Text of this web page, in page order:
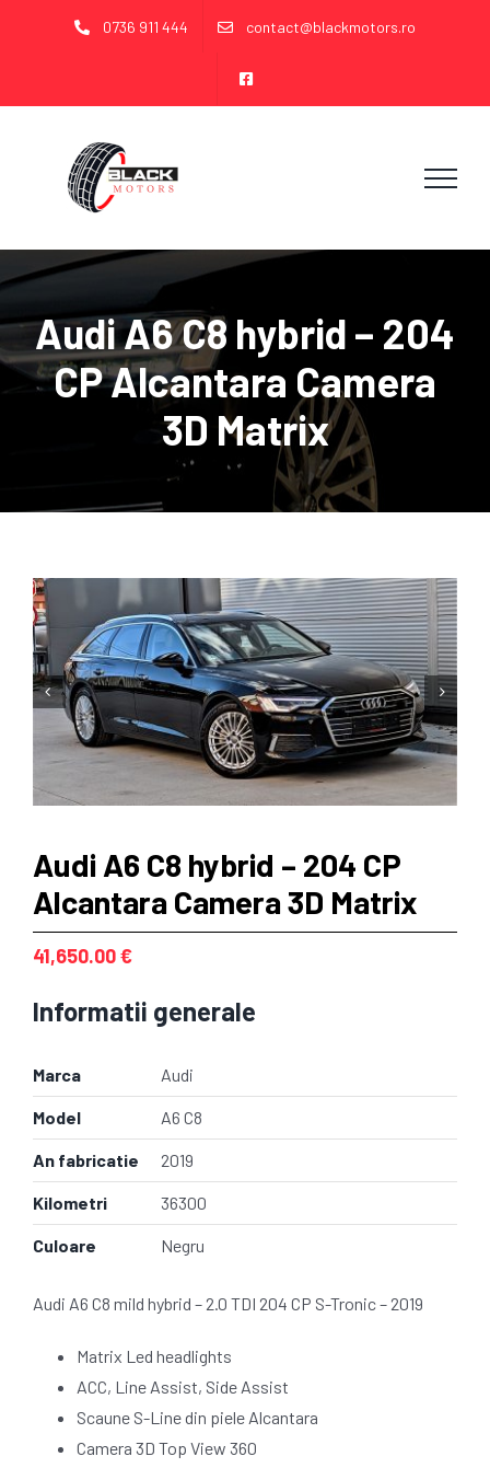
0736 911 444 contact@blackmotors.ro
Audi A6 C8 hybrid – 204
CP Alcantara Camera
3D Matrix
 
Audi A6 C8 hybrid – 204 CP
Alcantara Camera 3D Matrix
41,650.00€
Informatii generale
Marca Audi
Model A6 C8
An fabricatie 2019
Kilometri 36300
Culoare Negru
Audi A6 C8 mild hybrid – 2.0 TDI 204 CP S-Tronic – 2019
Matrix Led headlights
ACC, Line Assist, Side Assist
Scaune S-Line din piele Alcantara
Camera 3D Top View 360